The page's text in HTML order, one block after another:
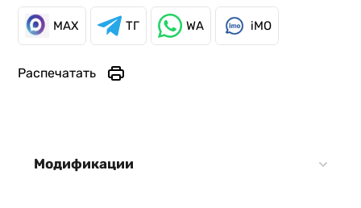
MAX ТГ WA iMO
Распечатать
Модификации